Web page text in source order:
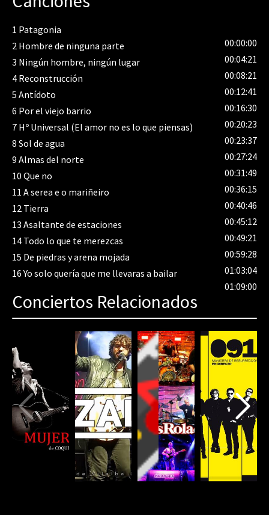
anterior de el cantante por las Américas. “Atlántico”
de Xoel López, es el primero editado bajo su propio
nombre. Producido junto a Juan de Dios Martín y
grabado entre A Coruña y Buenos Aires, supone una
nueva etapa musical y personal para Xoel, que ha
enriquecido los ritmos y fortalecido las melodías. Xoel
López, mejor músico independiente de 2013 Verano de
2014: "Canciones Paganas" El single, que se edita en
vinilo y digital, contiene dos temas: "San Juan" y "San
Amaro". Ambas canciones se publican de forma
independiente, recuperando la idea de single a la vieja
usanza. Primavera de 2015: "Paramales" (Esmerarte
2015), el álbum nº 13 en la carrera de Xoel López y
segundo en solitario, es un paso más en el sonido del
gallego. Una puerta que se abre para dejar entrar aires
contemporáneos y urbanitas en 13 canciones
grabadas en los Estudios Reno de Madrid, pero
concebidas a ambas orillas del Atlántico.
1 Patagonia
00:00:00
2 Hombre de ninguna parte
00:04:21
3 Ningún hombre, ningún lugar
00:08:21
4 Reconstrucción
00:12:41
5 Antídoto
00:16:30
6 Por el viejo barrio
00:20:23
7 Hº Universal (El amor no es lo que piensas)
00:23:37
8 Sol de agua
00:27:24
9 Almas del norte
00:31:49
10 Que no
00:36:15
11 A serea e o mariñeiro
00:40:46
12 Tierra
00:45:12
13 Asaltante de estaciones
00:49:21
14 Todo lo que te merezcas
00:59:28
15 De piedras y arena mojada
01:03:04
16 Yo solo quería que me llevaras a bailar
01:09:00
Conciertos Relacionados
(danger)